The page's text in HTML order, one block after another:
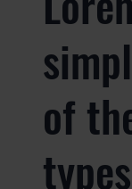
of